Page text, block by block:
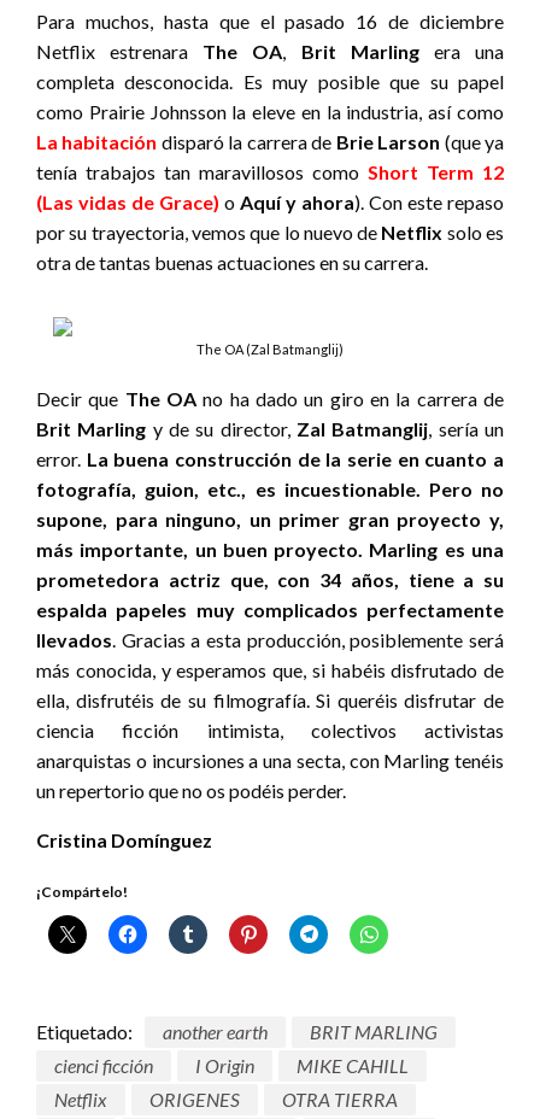
Para muchos, hasta que el pasado 16 de diciembre
Netflix estrenara The OA, Brit Marlingera una
completa desconocida. Es muy posible que su papel
como Prairie Johnsson la eleve en la industria, así como
La habitación disparó la carrera de Brie Larson (que ya
tenía trabajos tan maravillosos como Short Term 12
(Las vidas de Grace) o Aquí y ahora). Con este repaso
por su trayectoria, vemos que lo nuevo de Netflix solo es
otra de tantas buenas actuaciones en su carrera.
The OA (Zal Batmanglij)
Decir que The OA no ha dado un giro en la carrera de
Brit Marling y de su director, Zal Batmanglij, sería un
error. La buena construcción de la serie en cuanto a
fotografía, guion, etc., es incuestionable. Pero no
supone, para ninguno, un primer gran proyecto y,
más importante, un buen proyecto. Marling es una
prometedora actriz que, con 34 años, tiene a su
espalda papeles muy complicados perfectamente
llevados. Gracias a esta producción, posiblemente será
más conocida, y esperamos que, si habéis disfrutado de
ella, disfrutéis de su filmografía. Si queréis disfrutar de
ciencia ficción intimista, colectivos activistas
anarquistas o incursiones a una secta, con Marling tenéis
un repertorio que no os podéis perder.
Cristina Domínguez
¡Compártelo!
Etiquetado: another earth
BRIT MARLING
cienci ficción
I Origin
MIKE CAHILL
Netflix
ORIGENES
OTRA TIERRA